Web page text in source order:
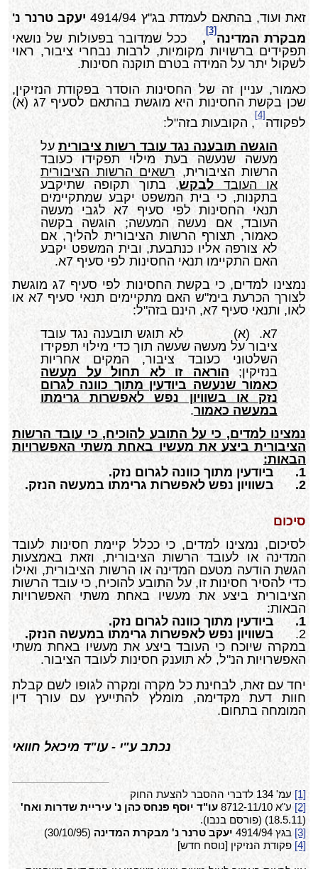
זאת ועוד, בהתאם לעמדת בג"ץ 4914/94
יעקב טרנר נ'
מבקרת המדינה
[3]
,
ככל שמדובר בפעולות של נושאי
תפקידים ברשויות מקומיות, לרבות נבחרי ציבור, ראוי
לשקול יתר על המידה בטרם תוקנה חסינות.
כאמור, עניין זה של החסינות הוסדר בפקודת הנזיקין,
שכן בקשת החסינות היא מוגשת בהתאם לסעיף 7ג (א)
לפקודה
[4]
, הקובעות בזה"ל:
הוגשה תובענה נגד עובד רשות ציבוריתעל
מעשה שנעשה בעת מילוי תפקידו כעובד
הרשות הציבורית, רשאים הרשות הציבורית
או העובד לבקש, בתוך תקופה שתיקבע
בתקנות, כי בית המשפט יקבע שמתקיימים
תנאי החסינות לפי סעיף 7א לגבי מעשה
העובד, אם נעשה המעשה; הוגשה בקשה
כאמור, תצורף הרשות הציבורית להליך, אם
לא צורפה אליו כנתבעת, ובית המשפט יקבע
האם התקיימו תנאי החסינות לפי סעיף 7א.
נמצינו למדים, כי בקשת החסינות לפי סעיף 7ג מוגשת
לצורך הכרעת בימ"ש האם מתקיימים תנאי סעיף 7א או
לאו, ותנאי סעיף 7א, הינם בזה"ל:
7א. (א) לא תוגש תובענה נגד עובד
ציבור על מעשה שעשה תוך כדי מילוי תפקידו
השלטוני כעובד ציבור, המקים אחריות
בנזיקין; הוראה זו לא תחול על מעשה
כאמור שנעשה ביודעין מתוך כוונה לגרום
נזק או בשוויון נפש לאפשרות גרימתו
במעשה כאמור.
נמצינו למדים, כי על התובע להוכיח, כי עובד הרשות
הציבורית ביצע את מעשיו באחת משתי האפשרויות
הבאות:
1.
ביודעין מתוך כוונה לגרום נזק.
2.
בשוויון נפש לאפשרות גרימתו במעשה הנזק.
סיכום
לסיכום, נמצינו למדים, כי ככלל קיימת חסינות לעובד
המדינה או לעובד הרשות הציבורית, וזאת באמצעות
הגשת הודעה מטעם המדינה או הרשות הציבורית, ואילו
כדי להסיר חסינות זו, על התובע להוכיח, כי עובד הרשות
הציבורית ביצע את מעשיו באחת משתי האפשרויות
הבאות:
1.
ביודעין מתוך כוונה לגרום נזק.
2.
בשוויון נפש לאפשרות גרימתו במעשה הנזק.
במקרה שיוכח כי העובד ביצע את מעשיו באחת משתי
האפשרויות הנ"ל, לא תוענק חסינות לעובד הציבור.
יחד עם זאת, לבחינת כל מקרה ומקרה לגופו לשם קבלת
חוות דעת מקדימה, מומלץ להתייעץ עם עורך דין
המומחה בתחום.
נכתב ע"י - עו"ד מיכאל חוואי
[1] עמ' 134 לדברי ההסבר להצעת החוק
[2]ע"א 8712-11/10
עו"ד יוסף פנחס כהן נ' עיריית שדרות ואח'
(18.5.11) (פורסם בנבו).
[3] בגץ 4914/94 יעקב טרנר נ' מבקרת המדינה (30/10/95)
[4] פקודת הנזיקין [נוסח חדש]